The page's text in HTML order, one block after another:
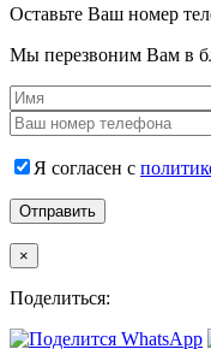
Оставьте Ваш номер
Мы перезвоним Вам в
Я согласен с
×
Поделиться: